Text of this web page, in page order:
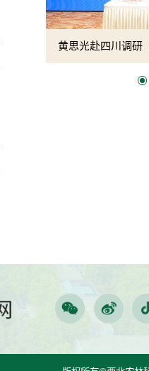
黄思光赴四川调研